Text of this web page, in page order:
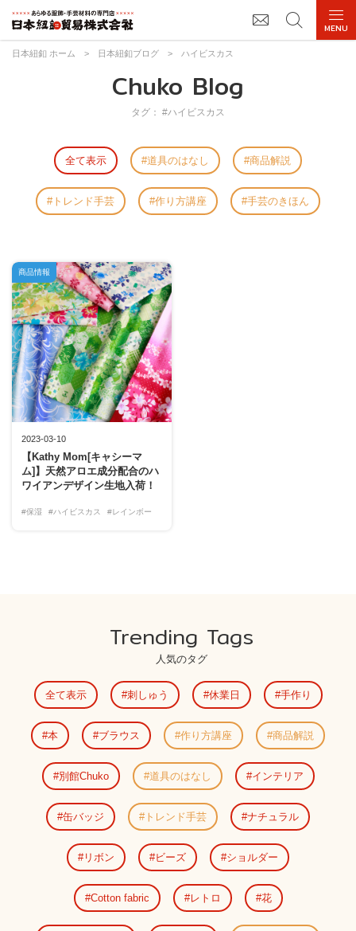
日本紐釦 ホーム > 日本紐釦ブログ > ハイビスカス
Chuko Blog
タグ： #ハイビスカス
全て表示 道具のはなし 商品解説
トレンド手芸 作り方講座 手芸のきほん
2023-03-10
【Kathy Mom[キャシーマ
ム]】天然アロエ成分配合のハ
ワイアンデザイン生地入荷！
#保湿 #ハイビスカス #レインボー
商品情報
Trending Tags
人気のタグ
全て表示 刺しゅう 休業日 手作り
本 ブラウス 作り方講座 商品解説
別館Chuko 道具のはなし インテリア
缶バッジ トレンド手芸 ナチュラル
リボン ビーズ ショルダー
Cotton fabric レトロ 花